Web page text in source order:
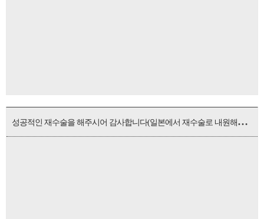
성
공적인 재수술을 해주시어 감사합니다(일본에서 재수술로 내원해주신 환자분)